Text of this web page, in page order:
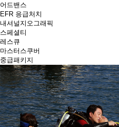
어드밴스
EFR 응급처치
내셔널지오그래픽
스페셜티
레스큐
마스터스쿠버
중급패키지